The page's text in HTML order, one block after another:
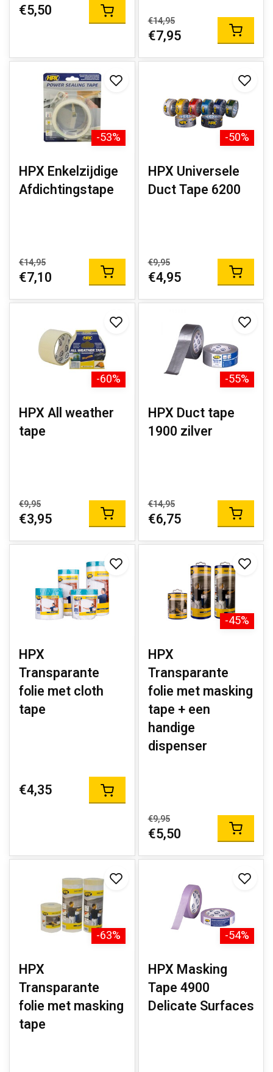
€5,50
€14,95
€7,95
-53%
HPX Enkelzijdige
Afdichtingstape
€14,95
€7,10
-50%
HPX Universele
Duct Tape 6200
€9,95
€4,95
-60%
HPX All weather
tape
€9,95
€3,95
-55%
HPX Duct tape
1900 zilver
€14,95
€6,75
HPX
Transparante
folie met cloth
tape
€4,35
-45%
HPX
Transparante
folie met masking
tape + een
handige
dispenser
€9,95
€5,50
-63%
HPX
Transparante
folie met masking
tape
-54%
HPX Masking
Tape 4900
Delicate Surfaces